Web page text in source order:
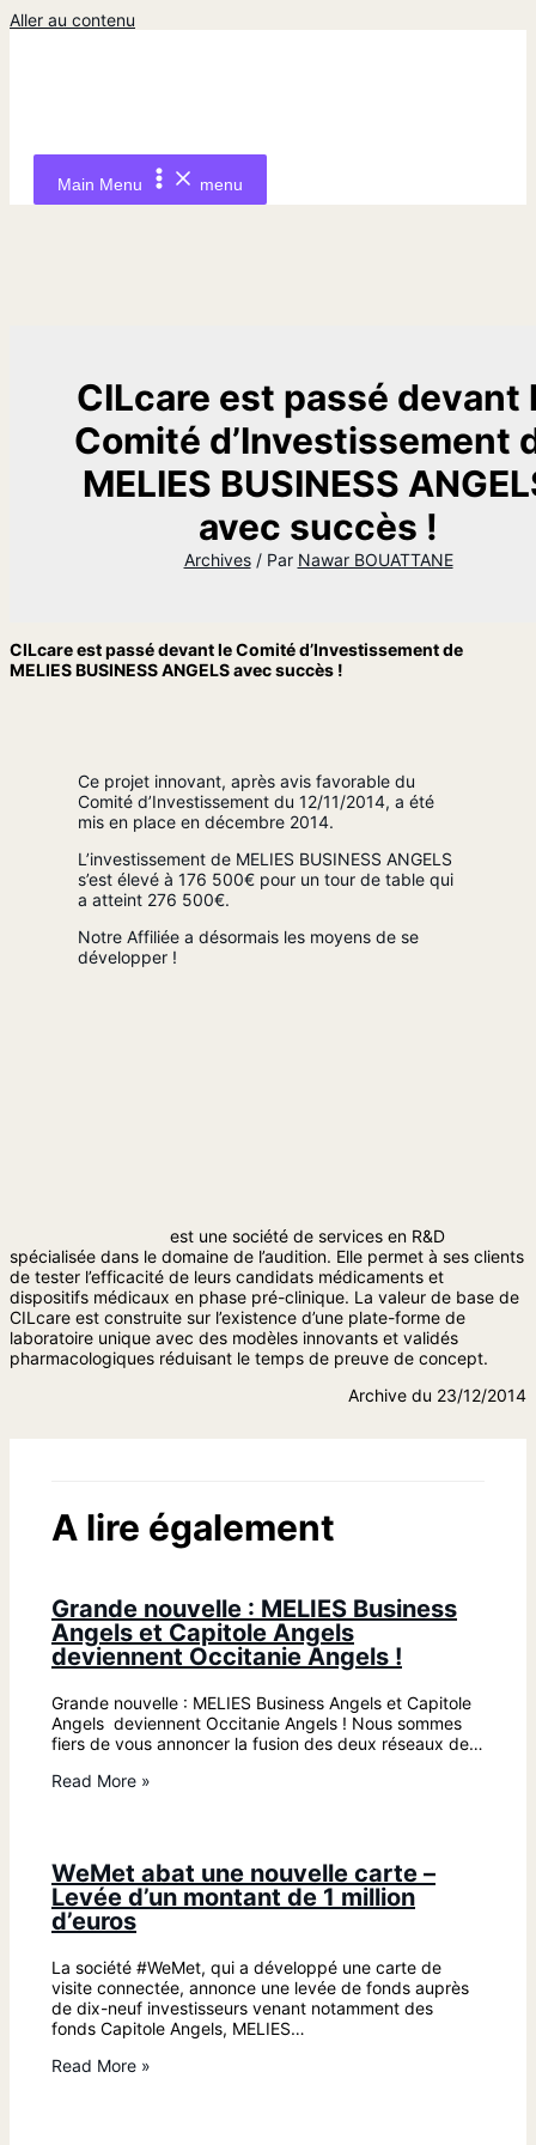
Aller au contenu
Main Menu menu
CILcare est passé devant
Comité d’Investissement
MELIES BUSINESS
avec succès !
Archives/ Par Nawar BOUATTANE
CILcare est passé devant le Comité d’Investissement de
MELIES BUSINESS ANGELS avec succès !
Ce projet innovant, après avis favorable du
Comité d’Investissement du 12/11/2014, a été
mis en place en décembre 2014.
L’investissement de MELIES BUSINESS ANGELS
s’est élevé à 176 500€ pour un tour de table qui
a atteint 276 500€.
Notre Affiliée a désormais les moyens de se
développer !
est une société de services en R&D
spécialisée dans le domaine de l’audition. Elle permet à ses clients
de tester l’efficacité de leurs candidats médicaments et
dispositifs médicaux en phase pré-clinique. La valeur de base de
CILcare est construite sur l’existence d’une plate-forme de
laboratoire unique avec des modèles innovants et validés
pharmacologiques réduisant le temps de preuve de concept.
Archive du 23/12/2014
A lire également
Grande nouvelle : MELIES Business
Angels et Capitole Angels
deviennent Occitanie Angels !
Grande nouvelle : MELIES Business Angels et Capitole
Angels deviennent Occitanie Angels ! Nous sommes
fiers de vous annoncer la fusion des deux réseaux de…
Read More »
WeMet abat une nouvelle carte –
Levée d’un montant de 1 million
d’euros
La société #WeMet, qui a développé une carte de
visite connectée, annonce une levée de fonds auprès
de dix-neuf investisseurs venant notamment des
fonds Capitole Angels, MELIES…
Read More »